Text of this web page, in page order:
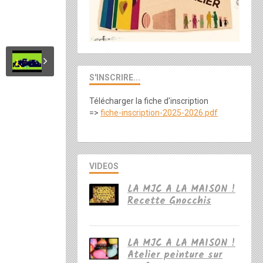
S'INSCRIRE...
Télécharger la fiche d'inscription
=> fiche-inscription-2025-2026.pdf
VIDEOS
LA MJC A LA MAISON !
Recette Gnocchis
LA MJC A LA MAISON !
Atelier peinture sur